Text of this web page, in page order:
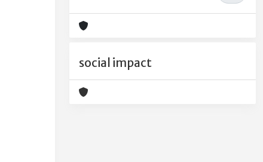
social impact